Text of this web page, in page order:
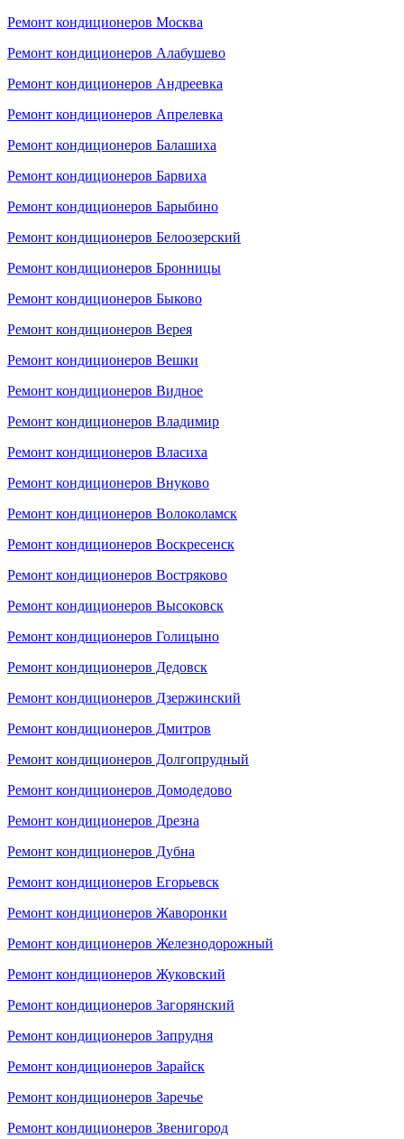
Ремонт кондиционеров Москва
Ремонт кондиционеров Алабушево
Ремонт кондиционеров Андреевка
Ремонт кондиционеров Апрелевка
Ремонт кондиционеров Балашиха
Ремонт кондиционеров Барвиха
Ремонт кондиционеров Барыбино
Ремонт кондиционеров Белоозерский
Ремонт кондиционеров Бронницы
Ремонт кондиционеров Быково
Ремонт кондиционеров Верея
Ремонт кондиционеров Вешки
Ремонт кондиционеров Видное
Ремонт кондиционеров Владимир
Ремонт кондиционеров Власиха
Ремонт кондиционеров Внуково
Ремонт кондиционеров Волоколамск
Ремонт кондиционеров Воскресенск
Ремонт кондиционеров Востряково
Ремонт кондиционеров Высоковск
Ремонт кондиционеров Голицыно
Ремонт кондиционеров Дедовск
Ремонт кондиционеров Дзержинский
Ремонт кондиционеров Дмитров
Ремонт кондиционеров Долгопрудный
Ремонт кондиционеров Домодедово
Ремонт кондиционеров Дрезна
Ремонт кондиционеров Дубна
Ремонт кондиционеров Егорьевск
Ремонт кондиционеров Жаворонки
Ремонт кондиционеров Железнодорожный
Ремонт кондиционеров Жуковский
Ремонт кондиционеров Загорянский
Ремонт кондиционеров Запрудня
Ремонт кондиционеров Зарайск
Ремонт кондиционеров Заречье
Ремонт кондиционеров Звенигород